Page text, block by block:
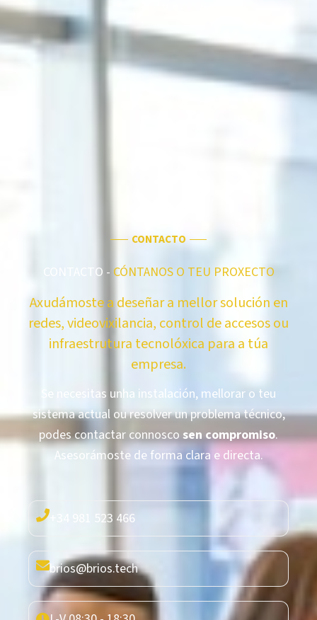
CONTACTO
CONTACTO - CÓNTANOS O TEU PROXECTO
Axudámoste a deseñar a mellor solución en
redes, videovixilancia, control de accesos ou
infraestrutura tecnolóxica para a túa
empresa.
Se necesitas unha instalación, mellorar o teu
sistema actual ou resolver un problema técnico,
podes contactar connosco sen compromiso.
Asesorámoste de forma clara e directa.
+34 981 523 466
brios@brios.tech